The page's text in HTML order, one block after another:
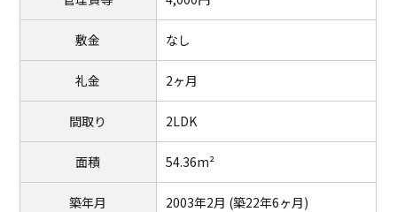
敷金 なし
礼金 2ヶ月
間取り 2LDK
面積 54.36m²
築年月 2003年2月 (築22年6ヶ月)